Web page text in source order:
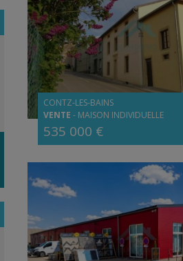
CONTZ-LES-BAINS
VENTE - MAISON INDIVIDUELLE
535 000 €